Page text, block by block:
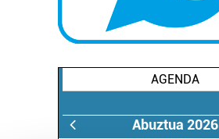
AGENDA
Abuztua 2026